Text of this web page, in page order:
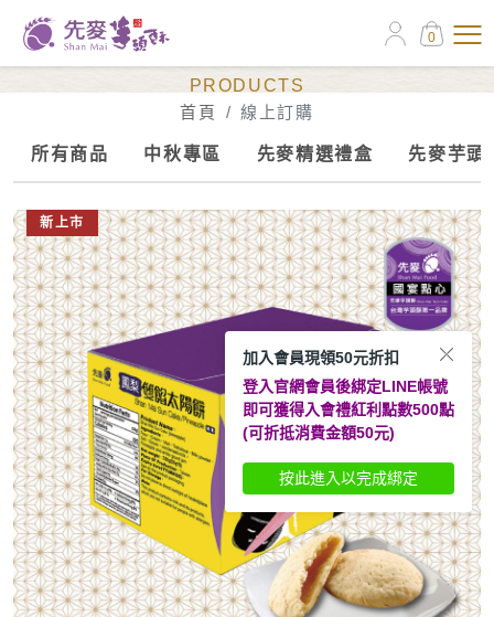
0
PRODUCTS
首頁
線上訂購
所有商品 中秋專區 先麥精選禮盒 先麥芋頭
新上市
加入會員現領50元折扣
登入官網會員後綁定LINE帳號
即可獲得入會禮紅利點數500點
(可折抵消費金額50元)
按此進入以完成綁定